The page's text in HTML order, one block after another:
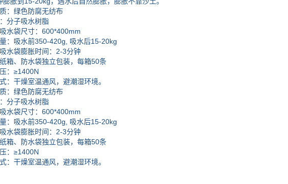
绿色防腐无纺布
子吸水树脂
袋尺寸：600*400mm
吸水前350-420g, 吸水后15-20kg
袋膨胀时间：2-3分钟
、防水袋独立包装，每箱50条
≥1400N
干燥室温通风，避潮湿环境。
绿色防腐无纺布
子吸水树脂
袋尺寸：600*400mm
吸水前350-420g, 吸水后15-20kg
袋膨胀时间：2-3分钟
、防水袋独立包装，每箱50条
≥1400N
干燥室温通风，避潮湿环境。